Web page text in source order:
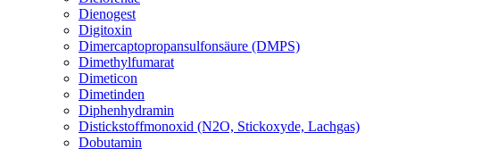
Dienogest
Digitoxin
Dimercaptopropansulfonsäure (DMPS)
Dimethylfumarat
Dimeticon
Dimetinden
Diphenhydramin
Distickstoffmonoxid (N2O, Stickoxyde, Lachgas)
Dobutamin